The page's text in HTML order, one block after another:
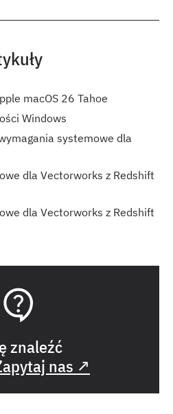
macOS 26 Tahoe
Windows
systemowe dla
dla Vectorworks z Redshift
dla Vectorworks z Redshift
znaleźć
nas ↗